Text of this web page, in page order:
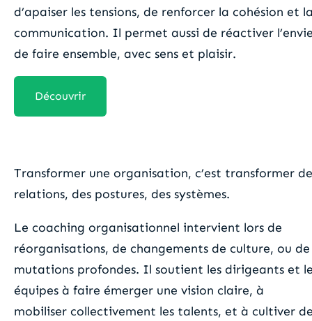
d’apaiser les tensions, de renforcer la cohésion et
communication. Il permet aussi de réactiver
de faire ensemble, avec sens et plaisir.
Découvrir
Transformer une organisation, c’est transformer
relations, des postures, des systèmes.
Le coaching organisationnel intervient lors de
réorganisations, de changements de culture, ou de
mutations profondes. Il soutient les dirigeants et
équipes à faire émerger une vision claire, à
mobiliser collectivement les talents, et à cultiver